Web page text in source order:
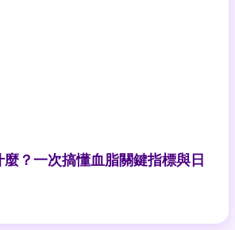
？一次搞懂血脂關鍵指標與日